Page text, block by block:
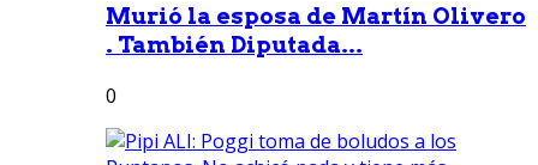
Murió la esposa de Martín Olivero
. También Diputada...
0